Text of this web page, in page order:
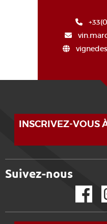
INSCRIVEZ-VOUS
Suivez-nous